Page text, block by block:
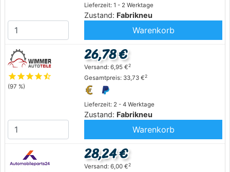
Lieferzeit: 1 - 2 Werktage
Zustand: Fabrikneu
Warenkorb
starstarstarstarstar_half
(97 %)
Lieferzeit: 2 - 4 Werktage
Zustand: Fabrikneu
26,78 €
Versand: 6,95 €2
Gesamtpreis: 33,73 €2
Warenkorb
28,24 €
Versand: 6,00 €2